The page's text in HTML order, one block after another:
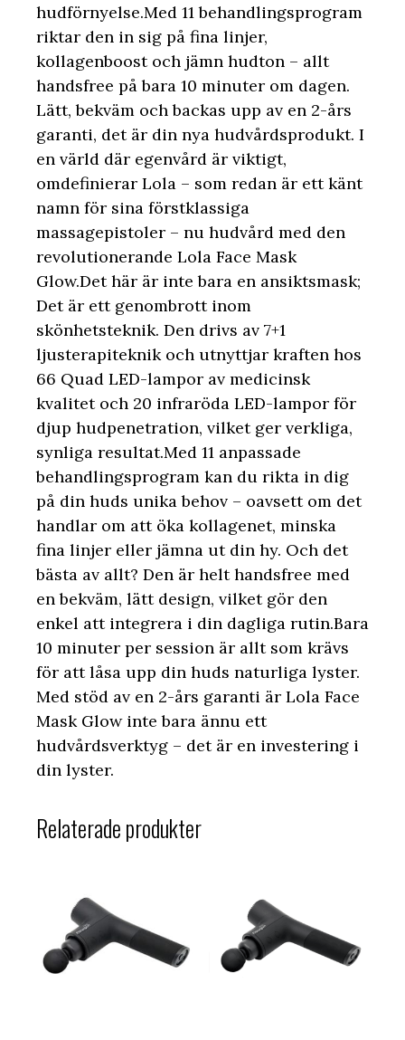
hudförnyelse.Med 11 behandlingsprogram
riktar den in sig på fina linjer,
kollagenboost och jämn hudton – allt
handsfree på bara 10 minuter om dagen.
Lätt, bekväm och backas upp av en 2-års
garanti, det är din nya hudvårdsprodukt. I
en värld där egenvård är viktigt,
omdefinierar Lola – som redan är ett känt
namn för sina förstklassiga
massagepistoler – nu hudvård med den
revolutionerande Lola Face Mask
Glow.Det här är inte bara en ansiktsmask;
Det är ett genombrott inom
skönhetsteknik. Den drivs av 7+1
ljusterapiteknik och utnyttjar kraften hos
66 Quad LED-lampor av medicinsk
kvalitet och 20 infraröda LED-lampor för
djup hudpenetration, vilket ger verkliga,
synliga resultat.Med 11 anpassade
behandlingsprogram kan du rikta in dig
på din huds unika behov – oavsett om det
handlar om att öka kollagenet, minska
fina linjer eller jämna ut din hy. Och det
bästa av allt? Den är helt handsfree med
en bekväm, lätt design, vilket gör den
enkel att integrera i din dagliga rutin.Bara
10 minuter per session är allt som krävs
för att låsa upp din huds naturliga lyster.
Med stöd av en 2-års garanti är Lola Face
Mask Glow inte bara ännu ett
hudvårdsverktyg – det är en investering i
din lyster.
Relaterade produkter